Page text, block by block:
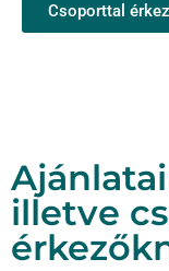
Csoporttal
illetve